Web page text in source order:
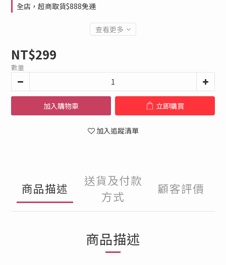
全店，超商取貨$888免運
查看更多
NT$299
數量
加入購物車 立即購買
加入追蹤清單
商品描述
送貨及付款
方式
顧客評價
商品描述